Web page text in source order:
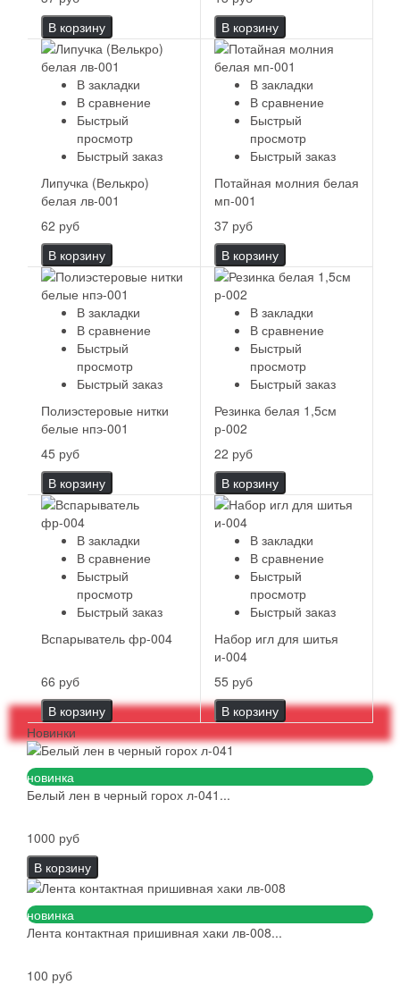
В корзину
В корзину
В закладки
В сравнение
Быстрый
просмотр
Быстрый заказ
Липучка (Велькро)
белая лв-001
62 руб
В корзину
В закладки
В сравнение
Быстрый
просмотр
Быстрый заказ
Потайная молния белая
мп-001
37 руб
В корзину
В закладки
В сравнение
Быстрый
просмотр
Быстрый заказ
Полиэстеровые нитки
белые нпэ-001
45 руб
В корзину
В закладки
В сравнение
Быстрый
просмотр
Быстрый заказ
Резинка белая 1,5см
р-002
22 руб
В корзину
В закладки
В сравнение
Быстрый
просмотр
Быстрый заказ
Вспарыватель фр-004
66 руб
В корзину
В закладки
В сравнение
Быстрый
просмотр
Быстрый заказ
Набор игл для шитья
и-004
55 руб
В корзину
Новинки
новинка
Белый лен в черный горох л-041...
1000 руб
В корзину
новинка
Лента контактная пришивная хаки лв-008...
100 руб